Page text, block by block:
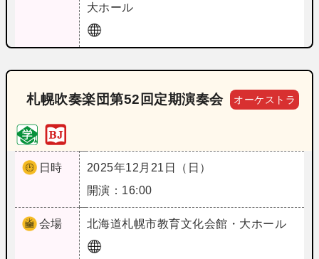
大ホール
札幌吹奏楽団第52回定期演奏会 オーケストラ
日時
2025年12月21日（日）
開演：16:00
会場 北海道札幌市教育文化会館・大ホール